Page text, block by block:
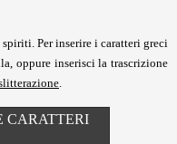
spiriti. Per inserire i caratteri greci
oppure inserisci la trascrizione
CARATTERI